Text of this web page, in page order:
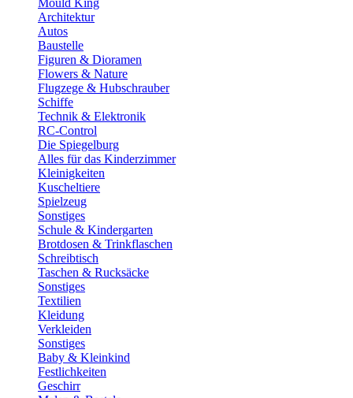
Mould King
Architektur
Autos
Baustelle
Figuren & Dioramen
Flowers & Nature
Flugzege & Hubschrauber
Schiffe
Technik & Elektronik
RC-Control
Die Spiegelburg
Alles für das Kinderzimmer
Kleinigkeiten
Kuscheltiere
Spielzeug
Sonstiges
Schule & Kindergarten
Brotdosen & Trinkflaschen
Schreibtisch
Taschen & Rucksäcke
Sonstiges
Textilien
Kleidung
Verkleiden
Sonstiges
Baby & Kleinkind
Festlichkeiten
Geschirr